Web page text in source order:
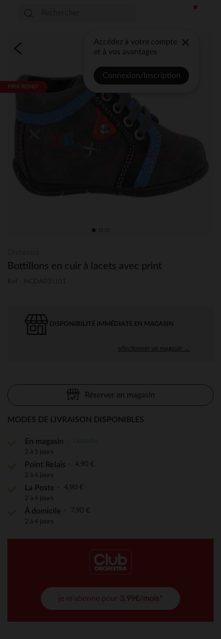
Accédez à votre compte
et à vos avantages
Connexion/Inscription
PRIX ROND*
Bottillons en cuir à lacets avec print
DISPONIBILITÉ IMMÉDIATE EN MAGASIN
sélectionner un magasin →
Réserver en magasin
MODES DE LIVRAISON DISPONIBLES
En magasin
2 à 5 jours
Point Relais 4,90 €
2 à 4 jours
La Poste 4,90 €
2 à 4 jours
À domicile 7,90 €
2 à 4 jours
je m'abonne pour 3,99€/mois*